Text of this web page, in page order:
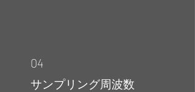
04
サンプリング周波数